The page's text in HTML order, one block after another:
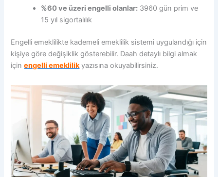
%60 ve üzeri engelli olanlar: 3960 gün prim ve
15 yıl sigortalılık
Engelli emeklilikte kademeli emeklilik sistemi uygulandığı için
kişiye göre değişiklik gösterebilir. Daah detaylı bilgi almak
içinengelli emeklilikyazısına okuyabilirsiniz.